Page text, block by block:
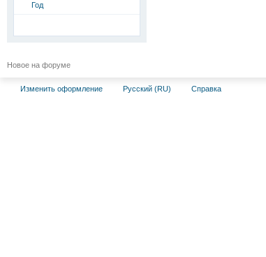
Год
Новое на форуме
Изменить оформление Русский (RU) Справка